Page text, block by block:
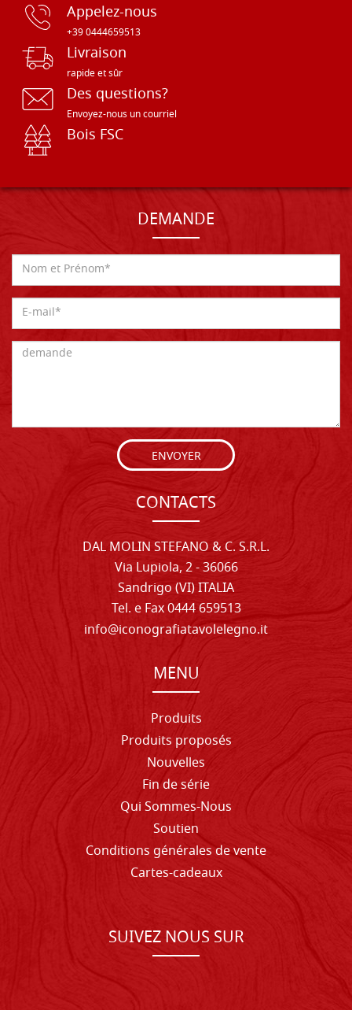
Appelez-nous
+39 0444659513
Livraison
rapide et sûr
Des questions?
Envoyez-nous un courriel
Bois FSC
DEMANDE
ENVOYER
CONTACTS
DAL MOLIN STEFANO & C. S.R.L.
Via Lupiola, 2 - 36066
Sandrigo (VI) ITALIA
Tel. e Fax 0444 659513
info@iconografiatavolelegno.it
MENU
Produits
Produits proposés
Nouvelles
Fin de série
Qui Sommes-Nous
Soutien
Conditions générales de vente
Cartes-cadeaux
SUIVEZ NOUS SUR